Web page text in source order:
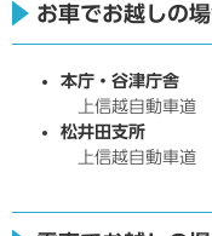
お車でお越しの
本庁・谷津庁舎
上信越自動車道
松井田支所
上信越自動車道